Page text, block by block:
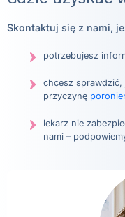
Skontaktuj się z nami,
potrzebujesz
chcesz sprawdzić,
przyczynę
lekarz nie
nami –